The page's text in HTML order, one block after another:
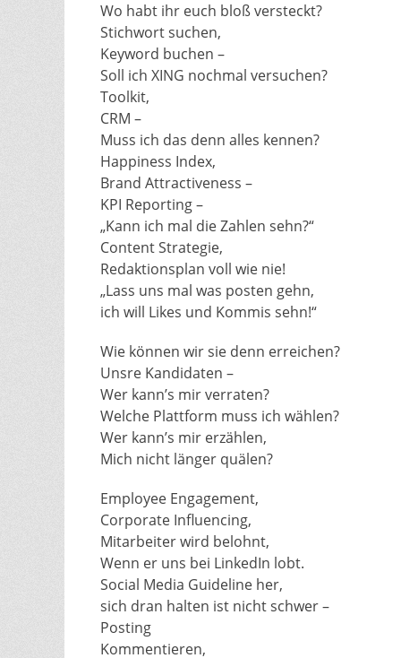
Wo habt ihr euch bloß versteckt?
Stichwort suchen,
Keyword buchen –
Soll ich XING nochmal versuchen?
Toolkit,
CRM –
Muss ich das denn alles kennen?
Happiness Index,
Brand Attractiveness –
KPI Reporting –
„Kann ich mal die Zahlen sehn?“
Content Strategie,
Redaktionsplan voll wie nie!
„Lass uns mal was posten gehn,
ich will Likes und Kommis sehn!“
Wie können wir sie denn erreichen?
Unsre Kandidaten –
Wer kann’s mir verraten?
Welche Plattform muss ich wählen?
Wer kann’s mir erzählen,
Mich nicht länger quälen?
Employee Engagement,
Corporate Influencing,
Mitarbeiter wird belohnt,
Wenn er uns bei LinkedIn lobt.
Social Media Guideline her,
sich dran halten ist nicht schwer –
Posting
Kommentieren,